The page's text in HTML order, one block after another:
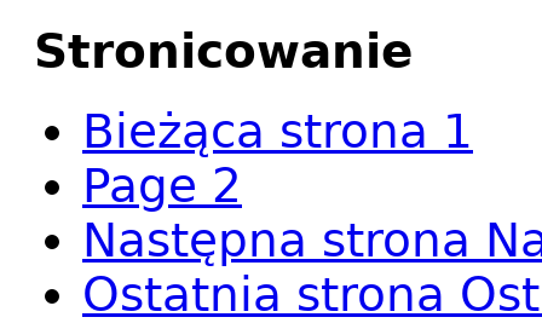
Stronicowanie
Bieżąca strona 1
Page 2
Następna strona
Ostatnia strona